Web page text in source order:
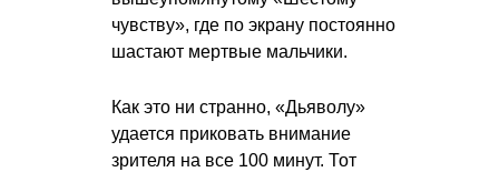
чувству», где по экрану постоянно
шастают мертвые мальчики.
Как это ни странно, «Дьяволу»
удается приковать внимание
зрителя на все 100 минут. Тот